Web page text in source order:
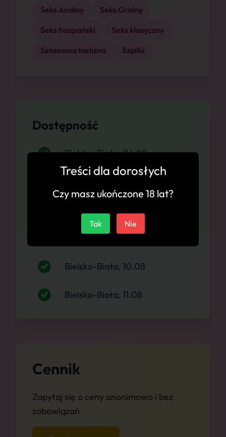
Seks Analny
Seks Oralny
Seks hiszpański
Seks klasyczny
Seksowna bielizna
Szpilki
Dostępność
Bielsko-Biała, 06.08
Bielsko-Biała, 10.08
Bielsko-Biała, 11.08
Cennik
Zapytaj się o ceny anonimowo i bez
zobowiązań
Treści dla dorosłych
Czy masz ukończone 18 lat?
Tak Nie